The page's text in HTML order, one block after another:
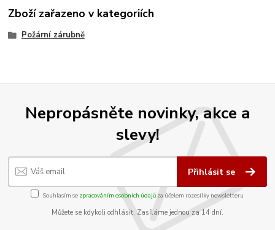
Zboží zařazeno v kategoriích
Požární zárubně
Nepropásněte novinky, akce a
slevy!
Přihlásit se
Souhlasím se zpracováním osobních údajůza účelem rozesílky newsletteru.
Můžete se kdykoli odhlásit. Zasíláme jednou za 14 dní.